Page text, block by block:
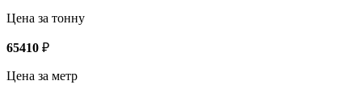
Цена за тонну
65410 ₽
Цена за метр